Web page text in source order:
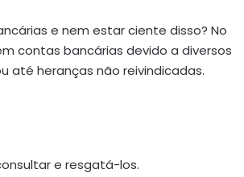
e nem estar ciente disso? No
contas bancárias devido a diversos
até heranças não reivindicadas.
e resgatá-los.